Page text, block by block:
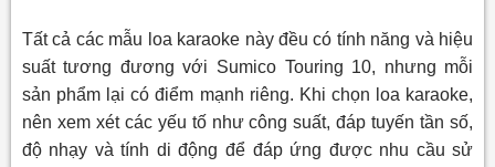
Tất cả các mẫu loa karaoke này đều có tính năng và hiệu
suất tương đương với Sumico Touring 10, nhưng mỗi
sản phẩm lại có điểm mạnh riêng. Khi chọn loa karaoke,
nên xem xét các yếu tố như công suất, đáp tuyến tần số,
độ nhạy và tính di động để đáp ứng được nhu cầu sử